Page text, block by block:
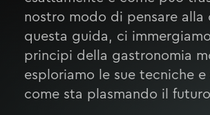
nostro modo di pensare alla
questa guida, ci
principi della gastronomia
esploriamo le sue tecniche
come sta plasmando il